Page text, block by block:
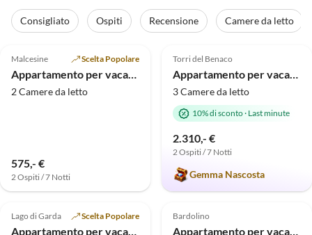
Consigliato Ospiti Recensione Camere da letto
Annuncio in
Alto
Malcesine Scelta Popolare
2 Camere da letto
575,- €
2 Ospiti / 7 Notti
Annuncio in
Alto
Torri del Benaco
3 Camere da letto
10% di sconto· Last minute
2.310,- €
2 Ospiti / 7 Notti
Gemma Nascosta
Alto
4.8 (11)
Lago di Garda Scelta Popolare
Alto
4.7 (3)
Bardolino